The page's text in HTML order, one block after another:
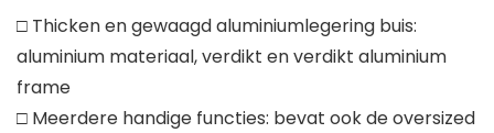
□ Thicken en gewaagd aluminiumlegering buis:
aluminium materiaal, verdikt en verdikt aluminium
frame
□ Meerdere handige functies: bevat ook de oversized